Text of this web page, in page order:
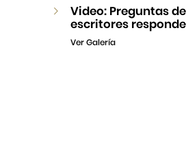
Video: Preguntas
escritores
Ver Galería